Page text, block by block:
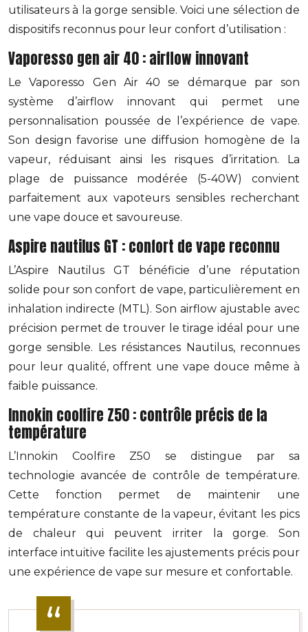
utilisateurs à la gorge sensible. Voici une sélection de
dispositifs reconnus pour leur confort d’utilisation :
Vaporesso gen air 40 : airflow innovant
Le Vaporesso Gen Air 40 se démarque par son
système d’airflow innovant qui permet une
personnalisation poussée de l’expérience de vape.
Son design favorise une diffusion homogène de la
vapeur, réduisant ainsi les risques d’irritation. La
plage de puissance modérée (5-40W) convient
parfaitement aux vapoteurs sensibles recherchant
une vape douce et savoureuse.
Aspire nautilus GT : confort de vape reconnu
L’Aspire Nautilus GT bénéficie d’une réputation
solide pour son confort de vape, particulièrement en
inhalation indirecte (MTL). Son airflow ajustable avec
précision permet de trouver le tirage idéal pour une
gorge sensible. Les résistances Nautilus, reconnues
pour leur qualité, offrent une vape douce même à
faible puissance.
Innokin coolfire Z50 : contrôle précis de la
température
L’Innokin Coolfire Z50 se distingue par sa
technologie avancée de contrôle de température.
Cette fonction permet de maintenir une
température constante de la vapeur, évitant les pics
de chaleur qui peuvent irriter la gorge. Son
interface intuitive facilite les ajustements précis pour
une expérience de vape sur mesure et confortable.